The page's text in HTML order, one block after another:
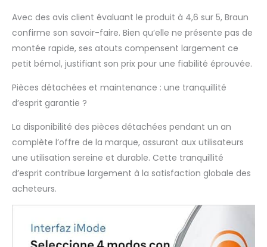
le synthétique Design
compact pour un
rangement peu
encombrant et une
manipulation facile.
qui vous permet de
remplir
Avec des avis client évaluant le produit à 4,6 sur 5, Braun
confirme son savoir-faire. Bien qu’elle ne présente pas de
montée rapide, ses atouts compensent largement ce
petit bémol, justifiant son prix pour une fiabilité éprouvée.
Pièces détachées et maintenance : une tranquillité
d’esprit garantie ?
La disponibilité des pièces détachées pendant un an
complète l’offre de la marque, assurant aux utilisateurs
une utilisation sereine et durable. Cette tranquillité
d’esprit contribue largement à la satisfaction globale des
acheteurs.